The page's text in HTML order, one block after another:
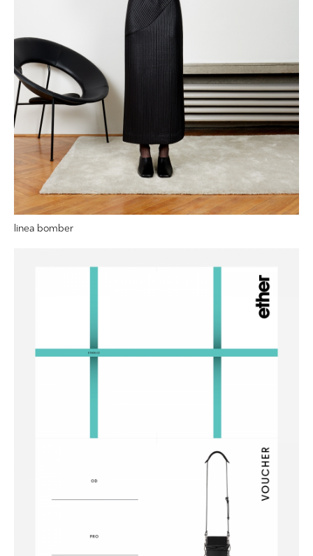
linea bomber